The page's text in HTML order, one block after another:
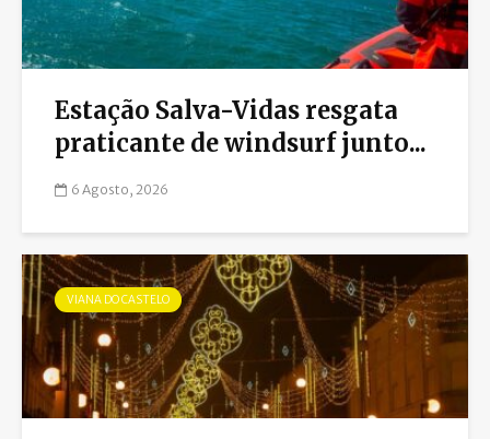
Estação Salva-Vidas resgata
praticante de windsurf junto...
6 Agosto, 2026
VIANA DO CASTELO